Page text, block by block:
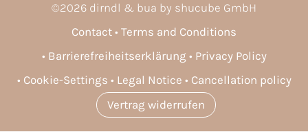
©2026 dirndl & bua by shucube GmbH
Contact
Terms and Conditions
Barrierefreiheitserklärung
Privacy Policy
Cookie-Settings
Legal Notice
Cancellation policy
Vertrag widerrufen